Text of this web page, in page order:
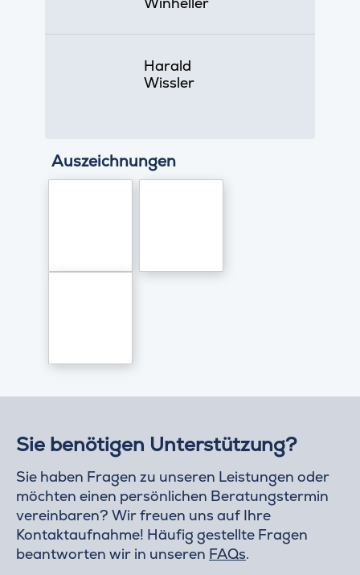
Harald
Wissler
Auszeichnungen
Sie benötigen Unterstützung?
Sie haben Fragen zu unseren Leistungen oder
möchten einen persönlichen Beratungstermin
vereinbaren? Wir freuen uns auf Ihre
Kontaktaufnahme! Häufig gestellte Fragen
beantworten wir in unseren FAQs.